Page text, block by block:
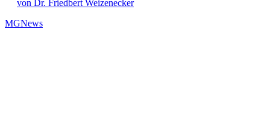
von Dr. Friedbert Weizenecker
MGNews